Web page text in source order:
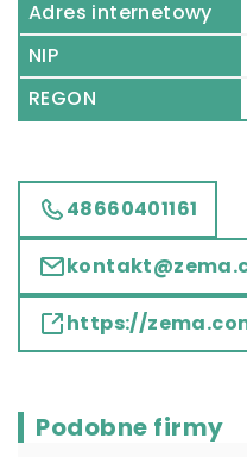
Adres internetowy
NIP
REGON
48660401161
https://
Podobne firmy